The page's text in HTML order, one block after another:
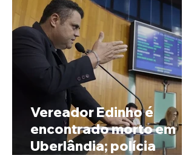
Vereador Edinho é
encontrado morto em
Uberlândia; polícia